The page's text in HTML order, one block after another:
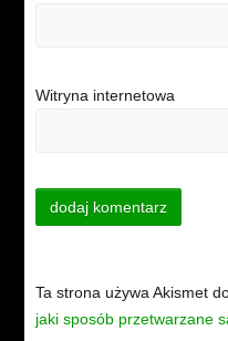
Witryna internetowa
Ta strona używa Akismet
jaki sposób przetwarzane